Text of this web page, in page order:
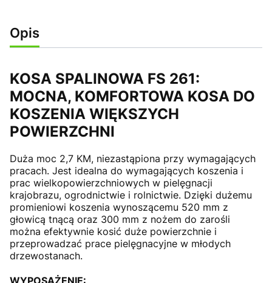
Opis
KOSA SPALINOWA FS 261:
MOCNA, KOMFORTOWA KOSA DO
KOSZENIA WIĘKSZYCH
POWIERZCHNI
Duża moc 2,7 KM, niezastąpiona przy wymagających
pracach. Jest idealna do wymagających koszenia i
prac wielkopowierzchniowych w pielęgnacji
krajobrazu, ogrodnictwie i rolnictwie. Dzięki dużemu
promieniowi koszenia wynoszącemu 520 mm z
głowicą tnącą oraz 300 mm z nożem do zarośli
można efektywnie kosić duże powierzchnie i
przeprowadzać prace pielęgnacyjne w młodych
drzewostanach.